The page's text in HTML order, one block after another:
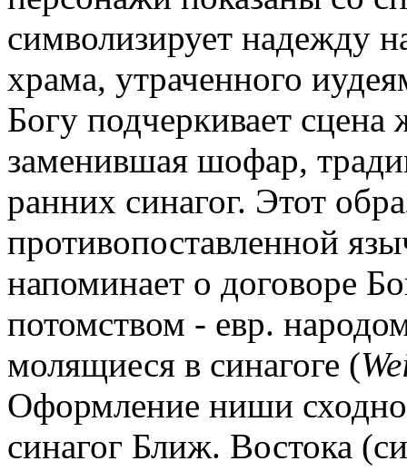
символизирует надежду
храма, утраченного
Богу подчеркивает
заменившая шофар,
ранних синагог. Этот
противопоставленной
напоминает о договоре
потомством - евр.
молящиеся в синагоге (
Оформление ниши
синагог Ближ. Востока